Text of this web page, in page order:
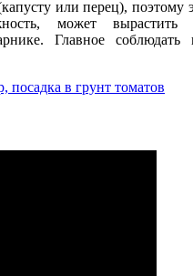
или перец), поэтому
может вырастить
Главное
посадка в грунт томатов